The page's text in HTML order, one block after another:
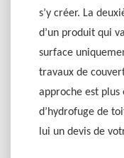
s’y créer. La
d’un produit qui
surface
travaux de
approche est
d’hydrofuge de
lui un devis de